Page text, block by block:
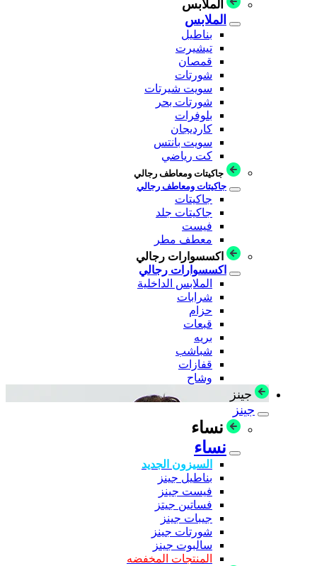
الملابس
الملابس
بناطيل
تيشيرت
قمصان
شورتات
سويت شيرتات
شورتات بحر
بلوفرات
كارديجان
سويت بانتس
كت رياضي
جاكيتات ومعاطف رجالي
جاكيتات ومعاطف رجالي
جاكيتات
جاكيتات جلد
فيست
معطف مطر
اكسسوارات رجالي
اكسسوارات رجالي
الملابس الداخلية
شرابات
حزام
قبعات
بريه
شباشب
قفازات
وشاح
جينز
جينز
نساء
نساء
السيزون الجديد
بناطيل جينز
فيست جينز
فساتين جيتز
جيبات جينز
شورتات جينز
سالبوت جينز
المنتجات المخفضه